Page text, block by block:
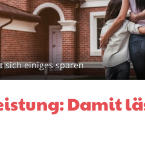
sich einiges sparen
Damit